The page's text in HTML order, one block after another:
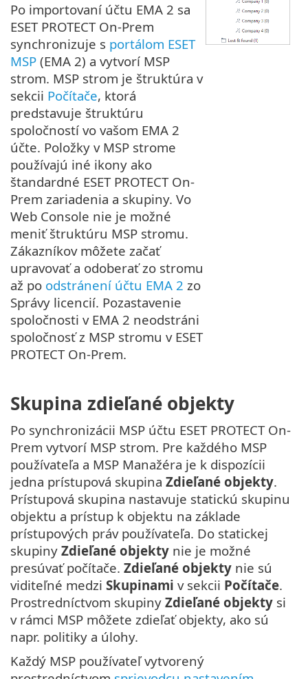
Po importovaní účtu EMA 2 sa
ESET PROTECT On-Prem
synchronizuje s portálom ESET
MSP (EMA 2) a vytvorí MSP
strom. MSP strom je štruktúra v
sekcii Počítače, ktorá
predstavuje štruktúru
spoločností vo vašom EMA 2
účte. Položky v MSP strome
používajú iné ikony ako
štandardné ESET PROTECT On-
Prem zariadenia a skupiny. Vo
Web Console nie je možné
meniť štruktúru MSP stromu.
Zákazníkov môžete začať
upravovať a odoberať zo stromu
až po odstránení účtu EMA 2 zo
Správy licencií. Pozastavenie
spoločnosti v EMA 2 neodstráni
spoločnosť z MSP stromu v ESET
PROTECT On-Prem.
Skupina zdieľané objekty
Po synchronizácii MSP účtu ESET PROTECT On-
Prem vytvorí MSP strom. Pre každého MSP
používateľa a MSP Manažéra je k dispozícii
jedna prístupová skupina Zdieľané objekty.
Prístupová skupina nastavuje statickú skupinu
objektu a prístup k objektu na základe
prístupových práv používateľa. Do statickej
skupiny Zdieľané objekty nie je možné
presúvať počítače. Zdieľané objekty nie sú
viditeľné medzi Skupinami v sekcii Počítače.
Prostredníctvom skupiny Zdieľané objekty si
v rámci MSP môžete zdieľať objekty, ako sú
napr. politiky a úlohy.
Každý MSP používateľ vytvorený